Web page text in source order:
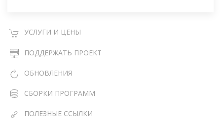
УСЛУГИ И ЦЕНЫ
ПОДДЕРЖАТЬ ПРОЕКТ
ОБНОВЛЕНИЯ
СБОРКИ ПРОГРАММ
ПОЛЕЗНЫЕ ССЫЛКИ